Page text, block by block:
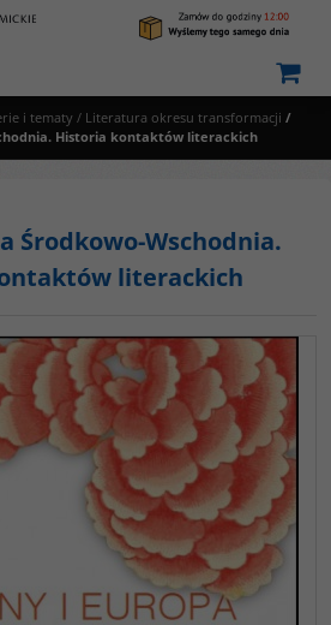
i tematy / Literatura okresu transformacji /
Historia kontaktów literackich
Środkowo-Wschodnia.
literackich